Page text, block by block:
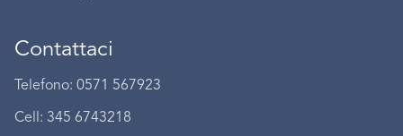
Contattaci
Telefono: 0571 567923
Cell: 345 6743218